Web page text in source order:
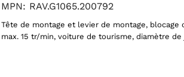
MPN: RAV.G1065.200792
Tête de montage et levier de montage, blocage
max. 15 tr/min, voiture de tourisme, diamètre